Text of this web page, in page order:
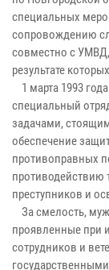
специальных
сопровождению
совместно с
результате
1 марта 1993
специальный
задачами,
обеспечение
противоправных
противодействию
преступников и
За смелость,
проявленные при
сотрудников и